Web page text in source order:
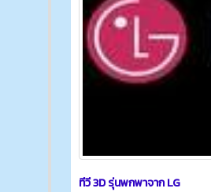
ทีวี 3D รุ่นพกพาจาก LG